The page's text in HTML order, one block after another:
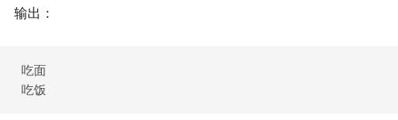
输出：
吃面